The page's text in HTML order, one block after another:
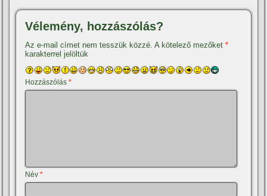
Vélemény, hozzászólás?
Az e-mail címet nem tesszük közzé. A kötelező mezőket*
karakterrel jelöltük
Hozzászólás*
Név*